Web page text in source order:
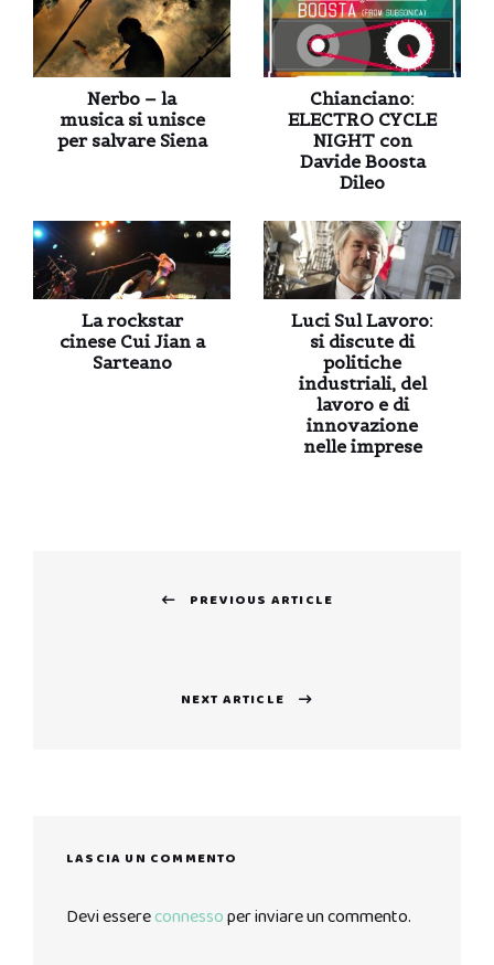
Nerbo – la
musica si unisce
per salvare Siena
Chianciano:
ELECTRO CYCLE
NIGHT con
Davide Boosta
Dileo
La rockstar
cinese Cui Jian a
Sarteano
Luci Sul Lavoro:
si discute di
politiche
industriali, del
lavoro e di
innovazione
nelle imprese
PREVIOUS ARTICLE
NEXT ARTICLE
LASCIA UN COMMENTO
Devi essereconnessoper inviare un commento.